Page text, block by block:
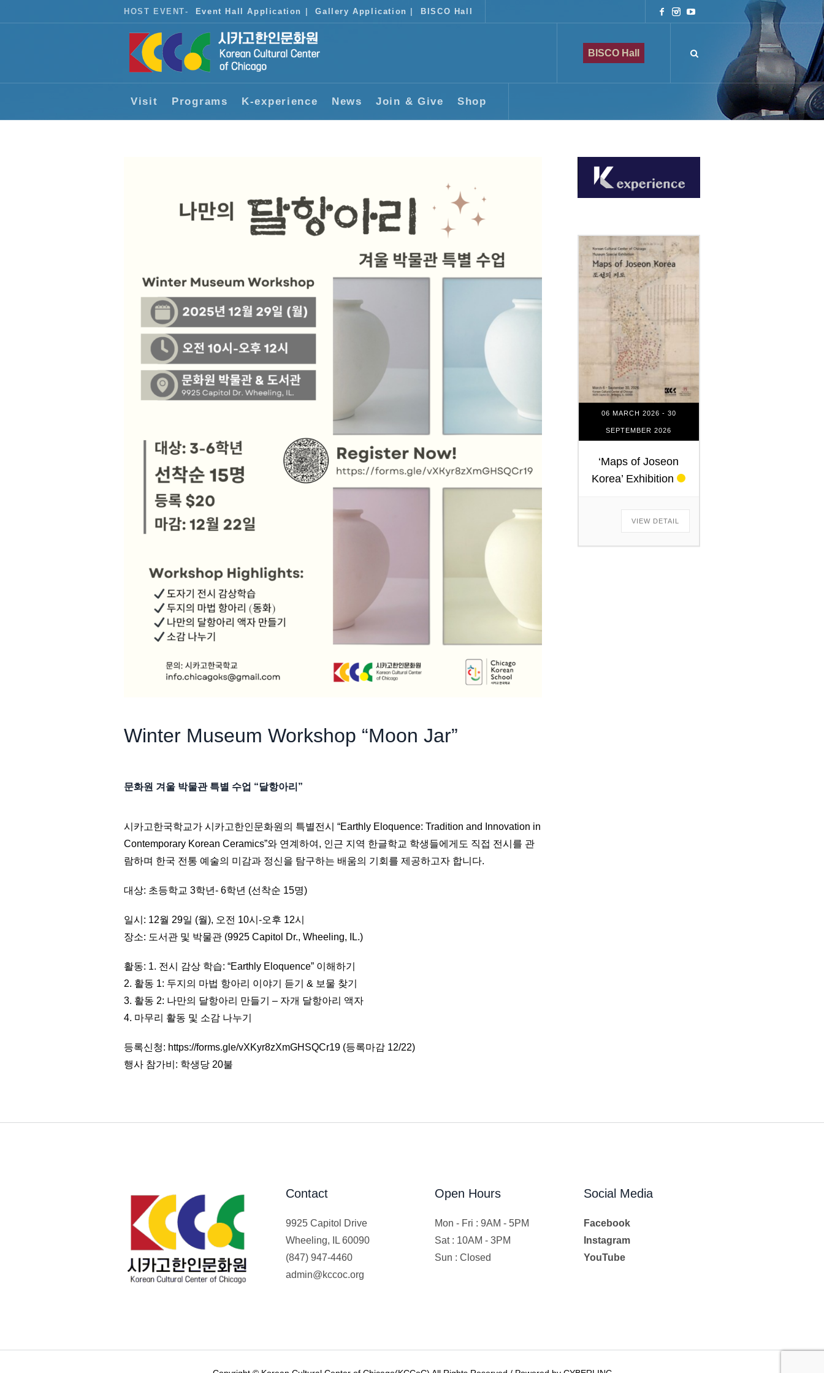
HOST EVENT- Event Hall Application |Gallery Application BISCO Hall
BISCO Hall
Visit Programs K-experience News Join & Give Shop
Winter Museum Workshop “Moon Jar”
문화원 겨울 박물관 특별 수업 “달항아리”
시카고한국학교가 시카고한인문화원의 특별전시 “Earthly Eloquence: Tradition and Innovation in
Contemporary Korean Ceramics”와 연계하여, 인근 지역 한글학교 학생들에게도 직접 전시를 관
람하며 한국 전통 예술의 미감과 정신을 탐구하는 배움의 기회를 제공하고자 합니다.
대상: 초등학교 3학년- 6학년 (선착순 15명)
일시: 12월 29일 (월), 오전 10시-오후 12시
장소: 도서관 및 박물관 (9925 Capitol Dr., Wheeling, IL.)
활동: 1. 전시 감상 학습: “Earthly Eloquence” 이해하기
2. 활동 1: 두지의 마법 항아리 이야기 듣기 & 보물 찾기
3. 활동 2: 나만의 달항아리 만들기 – 자개 달항아리 액자
4. 마무리 활동 및 소감 나누기
등록신청: https://forms.gle/vXKyr8zXmGHSQCr19 (등록마감 12/22)
행사 참가비: 학생당 20불
06 MARCH 2026 - 30
SEPTEMBER 2026
‘Maps of Joseon
Korea’ Exhibition
VIEW DETAIL
Contact
9925 Capitol Drive
Wheeling, IL 60090
(847) 947-4460
admin@kccoc.org
Open Hours
Mon - Fri : 9AM - 5PM
Sat : 10AM - 3PM
Sun : Closed
Social Media
Facebook
Instagram
YouTube